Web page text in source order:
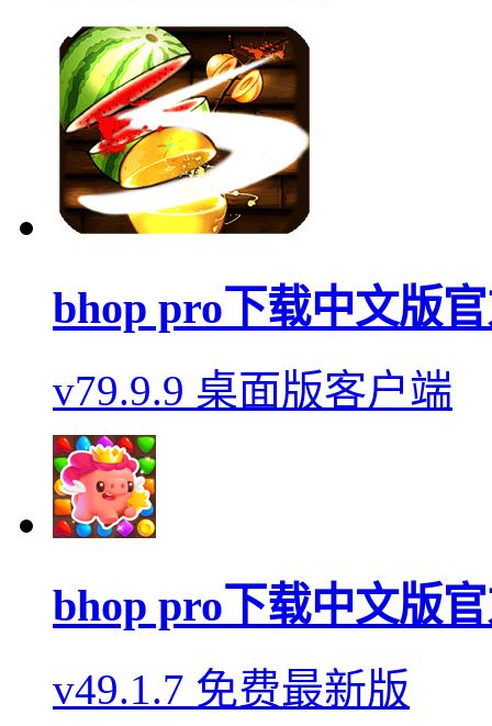
bhop pro下载中文版
v79.9.9 桌面版客户端
bhop pro下载中文版
v49.1.7 免费最新版